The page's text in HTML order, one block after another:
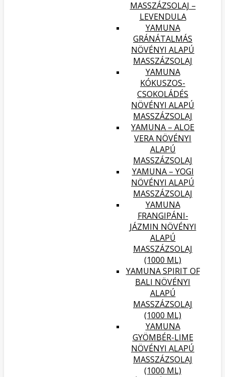
MASSZÁZSOLAJ –
LEVENDULA
YAMUNA
GRÁNÁTALMÁS
NÖVÉNYI ALAPÚ
MASSZÁZSOLAJ
YAMUNA
KÓKUSZOS-
CSOKOLÁDÉS
NÖVÉNYI ALAPÚ
MASSZÁZSOLAJ
YAMUNA – ALOE
VERA NÖVÉNYI
ALAPÚ
MASSZÁZSOLAJ
YAMUNA – YOGI
NÖVÉNYI ALAPÚ
MASSZÁZSOLAJ
YAMUNA
FRANGIPÁNI-
JÁZMIN NÖVÉNYI
ALAPÚ
MASSZÁZSOLAJ
(1000 ML)
YAMUNA SPIRIT OF
BALI NÖVÉNYI
ALAPÚ
MASSZÁZSOLAJ
(1000 ML)
YAMUNA
GYÖMBÉR-LIME
NÖVÉNYI ALAPÚ
MASSZÁZSOLAJ
(1000 ML)